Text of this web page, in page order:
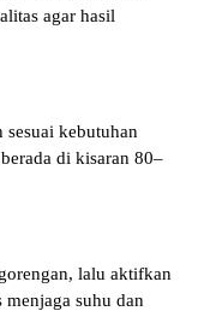
agar hasil
kebutuhan
di kisaran 80–
lalu aktifkan
suhu dan